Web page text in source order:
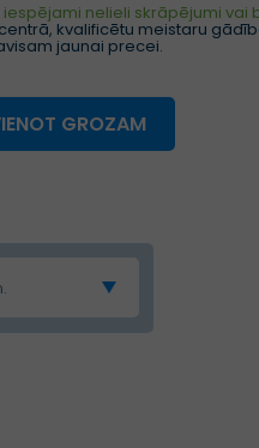
iespējami nelieli skrāpējumi vai
kvalificētu meistaru
jaunai precei.
GROZAM